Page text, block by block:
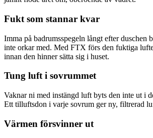
Fukt som stannar kvar
Imma på badrumsspegeln långt efter duschen
inte orkar med. Med FTX förs den fuktiga
innan den hinner sätta sig i huset.
Tung luft i sovrummet
Vaknar ni med instängd luft byts den inte ut i
Ett tilluftsdon i varje sovrum ger ny, filtrerad
Värmen försvinner ut